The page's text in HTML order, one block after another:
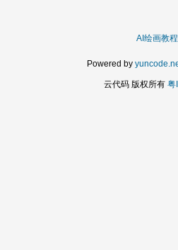
AI绘画教程
Powered by
云代码 版权所有 粤